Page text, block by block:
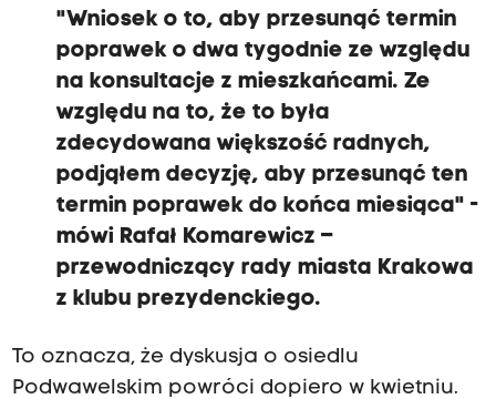
"Wniosek o to, aby przesunąć termin
poprawek o dwa tygodnie ze względu
na konsultacje z mieszkańcami. Ze
względu na to, że to była
zdecydowana większość radnych,
podjąłem decyzję, aby przesunąć ten
termin poprawek do końca miesiąca" -
mówi Rafał Komarewicz –
przewodniczący rady miasta Krakowa
z klubu prezydenckiego.
To oznacza, że dyskusja o osiedlu
Podwawelskim powróci dopiero w kwietniu.